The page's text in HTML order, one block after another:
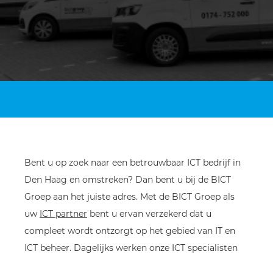
Bent u op zoek naar een betrouwbaar ICT bedrijf in
Den Haag en omstreken? Dan bent u bij de BICT
Groep aan het juiste adres. Met de BICT Groep als
uw ICT partner bent u ervan verzekerd dat u
compleet wordt ontzorgt op het gebied van IT en
ICT beheer. Dagelijks werken onze ICT specialisten